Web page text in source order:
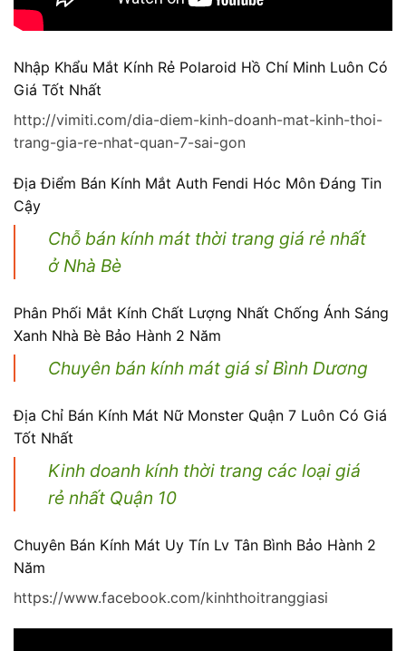
Nhập Khẩu Mắt Kính Rẻ Polaroid Hồ Chí Minh Luôn Có
Giá Tốt Nhất
http://vimiti.com/dia-diem-kinh-doanh-mat-kinh-thoi-
trang-gia-re-nhat-quan-7-sai-gon
Địa Điểm Bán Kính Mắt Auth Fendi Hóc Môn Đáng Tin
Cậy
Chỗ bán kính mát thời trang giá rẻ nhất
ở Nhà Bè
Phân Phối Mắt Kính Chất Lượng Nhất Chống Ánh Sáng
Xanh Nhà Bè Bảo Hành 2 Năm
Chuyên bán kính mát giá sỉ Bình Dương
Địa Chỉ Bán Kính Mát Nữ Monster Quận 7 Luôn Có Giá
Tốt Nhất
Kinh doanh kính thời trang các loại giá
rẻ nhất Quận 10
Chuyên Bán Kính Mát Uy Tín Lv Tân Bình Bảo Hành 2
Năm
https://www.facebook.com/kinhthoitranggiasi